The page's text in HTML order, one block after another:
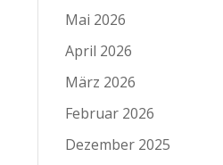
Mai 2026
April 2026
März 2026
Februar 2026
Dezember 2025